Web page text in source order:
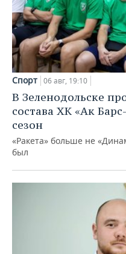
Спорт 06 авг, 19:10
В Зеленодольске
состава ХК «Ак
сезон
«Ракета» больше не
был